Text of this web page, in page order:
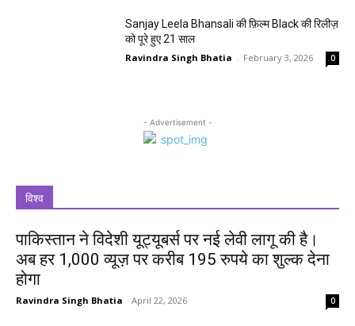
Sanjay Leela Bhansali की फ़िल्म Black की रिलीज़
को पूरे हुए 21 साल
Ravindra Singh Bhatia - February 3, 2026 0
- Advertisement -
विश्व
पाकिस्तान ने विदेशी यूट्यूबर्स पर नई लेवी लागू की है।
अब हर 1,000 व्यूज़ पर करीब 195 रुपये का शुल्क देना
होगा
Ravindra Singh Bhatia - April 22, 2026 0